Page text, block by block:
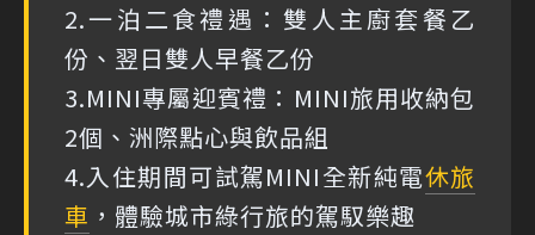
2.一泊二食禮遇：雙人主廚套餐乙
份、翌日雙人早餐乙份
3.MINI專屬迎賓禮：MINI旅用收納包
2個、洲際點心與飲品組
4.入住期間可試駕MINI全新純電休旅
車 ，體驗城市綠行旅的駕馭樂趣